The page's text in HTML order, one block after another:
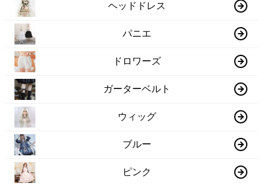
ヘッドドレス
パニエ
ドロワーズ
ガーターベルト
ウィッグ
ブルー
ピンク